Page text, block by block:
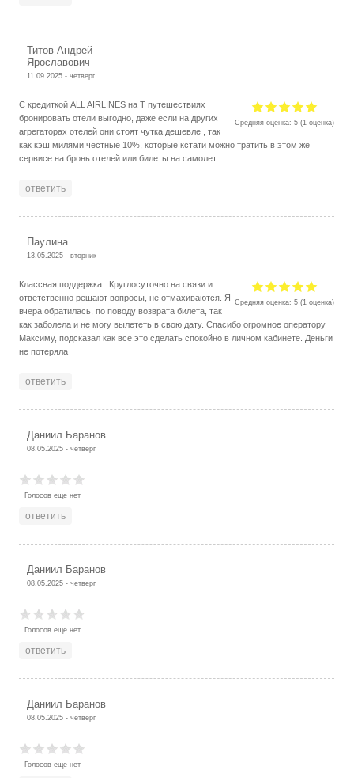
Титов Андрей
Ярославович
11.09.2025 - четверг
Средняя оценка:5 (1 оценка)
С кредиткой ALL AIRLINES на Т путешествиях
бронировать отели выгодно, даже если на других
агрегаторах отелей они стоят чутка дешевле , так
как кэш милями честные 10%, которые кстати можно тратить в этом же
сервисе на бронь отелей или билеты на самолет
ответить
Паулина
13.05.2025 - вторник
Средняя оценка:5 (1 оценка)
Классная поддержка . Круглосуточно на связи и
ответственно решают вопросы, не отмахиваются. Я
вчера обратилась, по поводу возврата билета, так
как заболела и не могу вылететь в свою дату. Спасибо огромное оператору
Максиму, подсказал как все это сделать спокойно в личном кабинете. Деньги
не потеряла
ответить
Даниил Баранов
08.05.2025 - четверг
Голосов еще нет
ответить
Даниил Баранов
08.05.2025 - четверг
Голосов еще нет
ответить
Даниил Баранов
08.05.2025 - четверг
Голосов еще нет